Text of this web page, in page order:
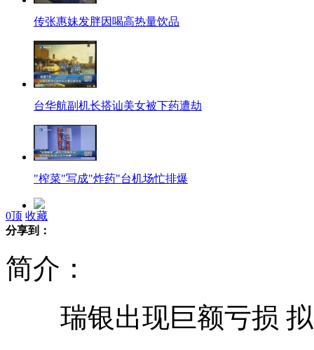
传张惠妹发胖因喝高热量饮品
台华航副机长搭讪美女被下药遭劫
"榨菜"写成"炸药"台机场忙排爆
汤镇宗漂亮女儿手做蛋糕为父庆生
女子离婚两个月复婚为丈夫捐肝
大学生开发ATM监控系统 遮脸取钱自动报警
0顶 收藏
分享到：
简介：
瑞银出现巨额亏损 拟